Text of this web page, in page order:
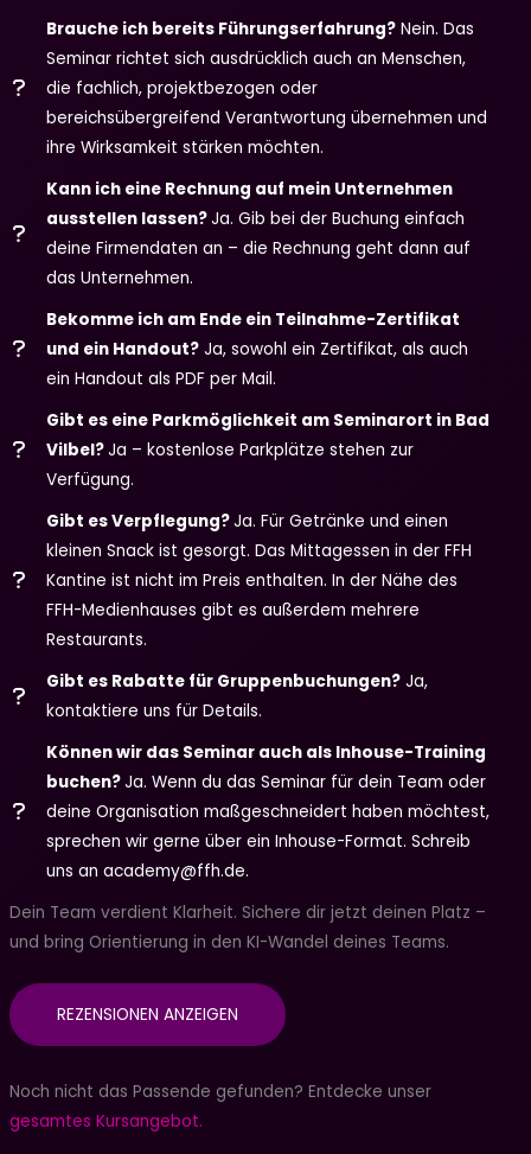
Brauche ich bereits Führungserfahrung? Nein. Das
Seminar richtet sich ausdrücklich auch an Menschen,
die fachlich, projektbezogen oder
bereichsübergreifend Verantwortung übernehmen und
ihre Wirksamkeit stärken möchten.
Kann ich eine Rechnung auf mein Unternehmen
ausstellen lassen?Ja. Gib bei der Buchung einfach
deine Firmendaten an – die Rechnung geht dann auf
das Unternehmen.
Bekomme ich am Ende ein Teilnahme-Zertifikat
und ein Handout? Ja, sowohl ein Zertifikat, als auch
ein Handout als PDF per Mail.
Gibt es eine Parkmöglichkeit am Seminarort in Bad
Vilbel?Ja – kostenlose Parkplätze stehen zur
Verfügung.
Gibt es Verpflegung?Ja. Für Getränke und einen
kleinen Snack ist gesorgt. Das Mittagessen in der FFH
Kantine ist nicht im Preis enthalten. In der Nähe des
FFH-Medienhauses gibt es außerdem mehrere
Restaurants.
Gibt es Rabatte für Gruppenbuchungen? Ja,
kontaktiere uns für Details.
Können wir das Seminar auch als Inhouse-Training
buchen?Ja. Wenn du das Seminar für dein Team oder
deine Organisation maßgeschneidert haben möchtest,
sprechen wir gerne über ein Inhouse-Format. Schreib
uns an academy@ffh.de.
Dein Team verdient Klarheit. Sichere dir jetzt deinen Platz –
und bring Orientierung in den KI-Wandel deines Teams.
REZENSIONEN ANZEIGEN
Noch nicht das Passende gefunden? Entdecke unser
gesamtes Kursangebot.